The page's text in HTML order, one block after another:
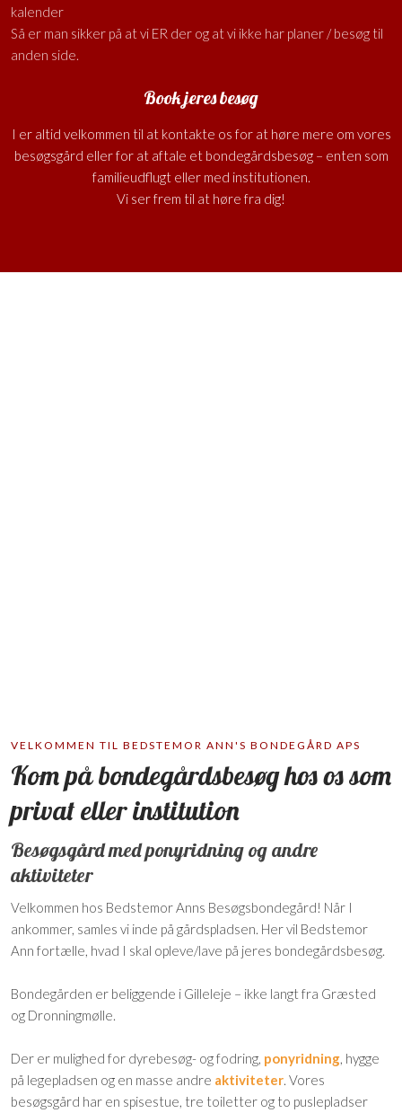
kalender
Så er man sikker på at vi ER der og at vi ikke har planer / besøg til
anden side.
Book jeres besøg
I er altid velkommen til at kontakte os for at høre mere om vores
besøgsgård eller for at aftale et bondegårdsbesøg – enten som
familieudflugt eller med institutionen.
Vi ser frem til at høre fra dig!
VELKOMMEN TIL BEDSTEMOR ANN'S BONDEGÅRD APS
Kom på bondegårdsbesøg hos os som
privat eller institution
Besøgsgård med ponyridning og andre
aktiviteter
Velkommen hos Bedstemor Anns Besøgsbondegård! Når I
ankommer, samles vi inde på gårdspladsen. Her vil Bedstemor
Ann fortælle, hvad I skal opleve/lave på jeres bondegårdsbesøg.
Bondegården er beliggende i Gilleleje – ikke langt fra Græsted
og Dronningmølle.
Der er mulighed for dyrebesøg- og fodring, ponyridning, hygge
på legepladsen og en masse andre aktiviteter. Vores
besøgsgård har en spisestue, tre toiletter og to puslepladser